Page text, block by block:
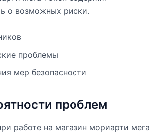
о возможных риски.
проблемы
мер безопасности
проблем
работе на магазин мориарти мега